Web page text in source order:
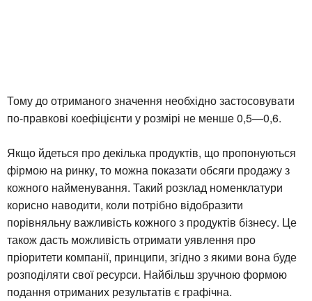
Тому до отриманого значення необхідно застосовувати
по-правкові коефіцієнти у розмірі не менше 0,5—0,6.
Якщо йдеться про декілька продуктів, що пропонуються
фірмою на ринку, то можна показати обсяги продажу з
кожного найменування. Такий розклад номенклатури
корисно наводити, коли потрібно відобразити
порівняльну важливість кожного з продуктів бізнесу. Це
також дасть можливість отримати уявлення про
пріоритети компанії, принципи, згідно з якими вона буде
розподіляти свої ресурси. Найбільш зручною формою
подання отриманих результатів є графічна.